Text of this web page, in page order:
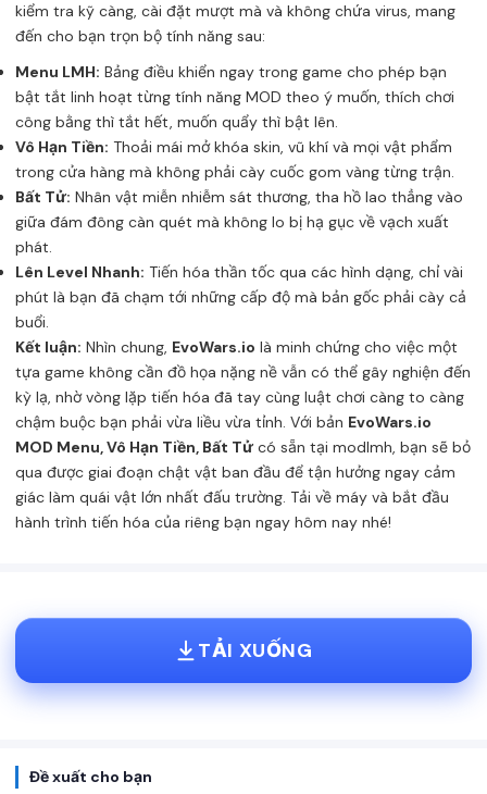
kiểm tra kỹ càng, cài đặt mượt mà và không chứa virus, mang
đến cho bạn trọn bộ tính năng sau:
Menu LMH: Bảng điều khiển ngay trong game cho phép bạn
bật tắt linh hoạt từng tính năng MOD theo ý muốn, thích chơi
công bằng thì tắt hết, muốn quẩy thì bật lên.
Vô Hạn Tiền: Thoải mái mở khóa skin, vũ khí và mọi vật phẩm
trong cửa hàng mà không phải cày cuốc gom vàng từng trận.
Bất Tử: Nhân vật miễn nhiễm sát thương, tha hồ lao thẳng vào
giữa đám đông càn quét mà không lo bị hạ gục về vạch xuất
phát.
Lên Level Nhanh: Tiến hóa thần tốc qua các hình dạng, chỉ vài
phút là bạn đã chạm tới những cấp độ mà bản gốc phải cày cả
buổi.
Kết luận: Nhìn chung, EvoWars.io là minh chứng cho việc một
tựa game không cần đồ họa nặng nề vẫn có thể gây nghiện đến
kỳ lạ, nhờ vòng lặp tiến hóa đã tay cùng luật chơi càng to càng
chậm buộc bạn phải vừa liều vừa tỉnh. Với bản EvoWars.io
MOD Menu, Vô Hạn Tiền, Bất Tử có sẵn tại modlmh, bạn sẽ bỏ
qua được giai đoạn chật vật ban đầu để tận hưởng ngay cảm
giác làm quái vật lớn nhất đấu trường. Tải về máy và bắt đầu
hành trình tiến hóa của riêng bạn ngay hôm nay nhé!
TẢI XUỐNG
Đề xuất cho bạn